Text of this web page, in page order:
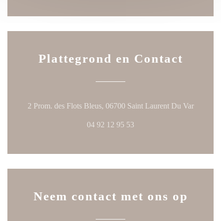
Plattegrond en Contact
2 Prom. des Flots Bleus, 06700 Saint Laurent Du Var((opent
04 92 12 95 53
Neem contact met ons op